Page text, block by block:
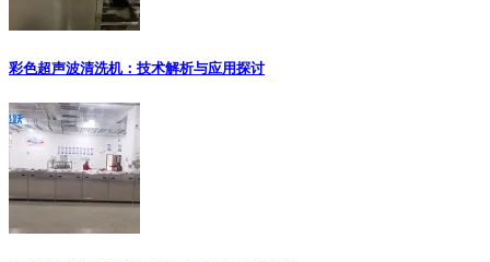
彩色超声波清洗机：技术解析与应用探讨